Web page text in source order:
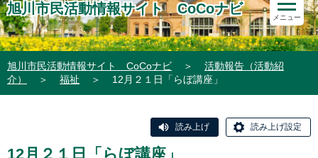
旭川市民活動情報サイト CoCoナビ
メニュー
旭川市民活動情報サイト CoCoナビ ＞
活動報告（活動紹
介）
＞ 福祉 ＞ 12月２１日「らぼ講座」
読み上げ 読み上げ設定
12月２１日「らぼ講座」